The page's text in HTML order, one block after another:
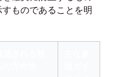
ものであることを明